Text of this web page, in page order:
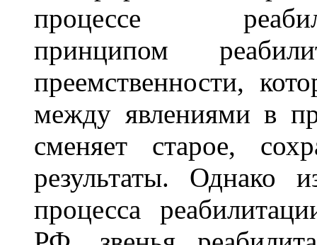
процессе
принципом
преемственности,
между явлениями в
сменяет старое,
результаты. Однако
процесса